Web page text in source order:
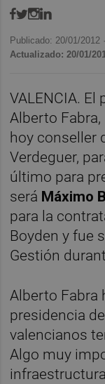
Publicado: 20/01/2012 ·
Actualizado: 20/01/
VALENCIA. El
Alberto
hoy conseller
Verdeguer,
último para
será Máximo
para la
Boyden y fue
Gestión
Alberto Fabra
presidencia
valencianos
Algo muy